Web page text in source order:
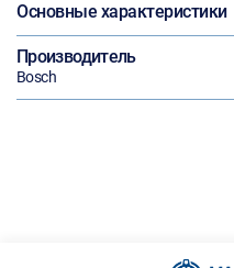
Основные характеристики
Производитель
Bosch